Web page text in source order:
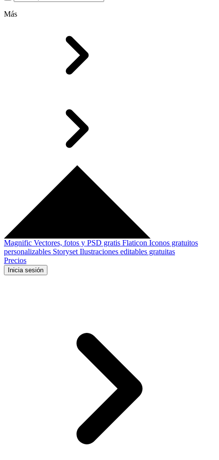
Más
Magnific Vectores, fotos y PSD gratis Flaticon Iconos gratuitos
personalizables Storyset Ilustraciones editables gratuitas
Precios
Inicia sesión